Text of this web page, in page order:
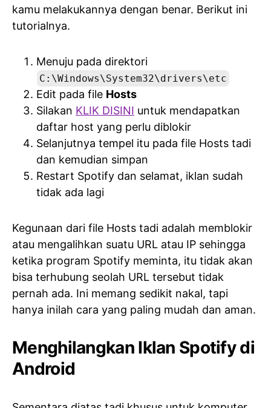
kamu melakukannya dengan benar. Berikut ini
tutorialnya.
Menuju pada direktori
C:\Windows\System32\drivers\etc
Edit pada file Hosts
Silakan KLIK DISINI untuk mendapatkan
daftar host yang perlu diblokir
Selanjutnya tempel itu pada file Hosts tadi
dan kemudian simpan
Restart Spotify dan selamat, iklan sudah
tidak ada lagi
Kegunaan dari file Hosts tadi adalah memblokir
atau mengalihkan suatu URL atau IP sehingga
ketika program Spotify meminta, itu tidak akan
bisa terhubung seolah URL tersebut tidak
pernah ada. Ini memang sedikit nakal, tapi
hanya inilah cara yang paling mudah dan aman.
Menghilangkan Iklan Spotify di
Android